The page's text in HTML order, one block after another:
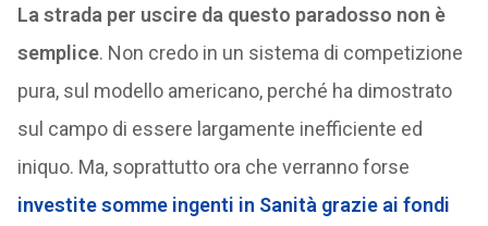
La strada per uscire da questo paradosso non è
semplice. Non credo in un sistema di competizione
pura, sul modello americano, perché ha dimostrato
sul campo di essere largamente inefficiente ed
iniquo. Ma, soprattutto ora che verranno forse
investite somme ingenti in Sanità grazie ai fondi